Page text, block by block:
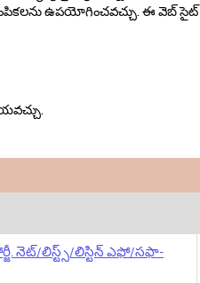
ఉపయోగించవచ్చు. ఈ వెబ్ సైట్
నెట్/లిస్ట్స్/లిస్టిన్ ఎఫో/సఫా-